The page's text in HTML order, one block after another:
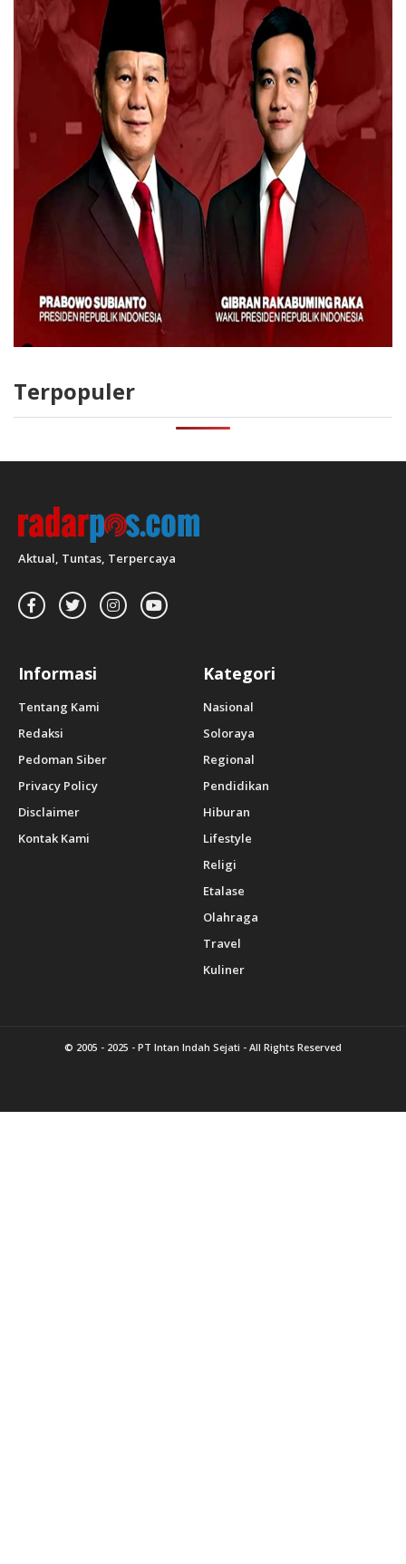
Terpopuler
Aktual, Tuntas, Terpercaya
Informasi
Tentang Kami
Redaksi
Pedoman Siber
Privacy Policy
Disclaimer
Kontak Kami
Kategori
Nasional
Soloraya
Regional
Pendidikan
Hiburan
Lifestyle
Religi
Etalase
Olahraga
Travel
Kuliner
© 2005 - 2025 - PT Intan Indah Sejati - All Rights Reserved